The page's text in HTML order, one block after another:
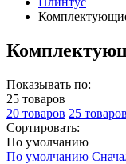
Показывать по:
25 товаров
20 товаров 25 товаров
Сортировать:
По умолчанию
По умолчанию